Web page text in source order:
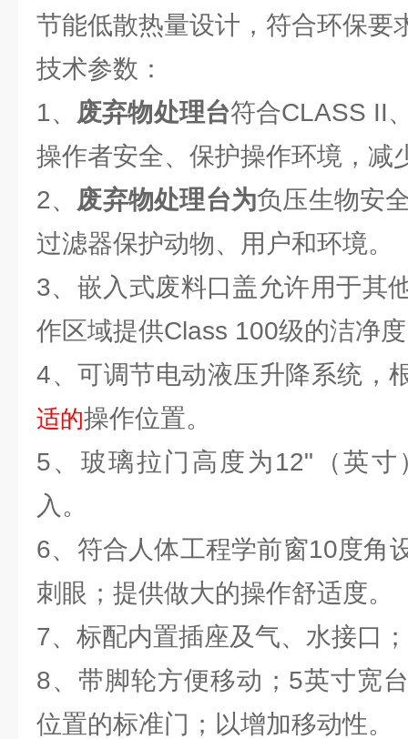
节能低散热量设计，符合环保要
技术参数：
1、 废弃物处理台符合CLASS II
操作者安全、保护操作环境，减
2、 废弃物处理台为负压生物安
过滤器保护动物、用户和环境。
3、嵌入式废料口盖允许用于其
作区域提供Class 100级的洁净
4、可调节电动液压升降系统，
适的操作位置。
5、玻璃拉门高度为12"（英
入。
6、符合人体工程学前窗10度角
刺眼；提供做大的操作舒适度。
7、标配内置插座及气、水接口
8、带脚轮方便移动；5英寸宽
位置的标准门；以增加移动性。